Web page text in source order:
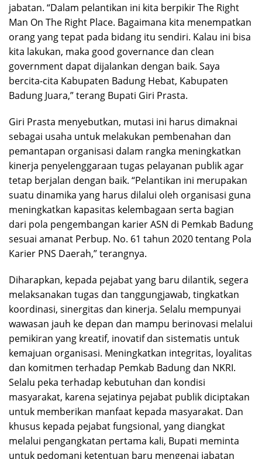
jabatan. “Dalam pelantikan ini kita berpikir The Right
Man On The Right Place. Bagaimana kita menempatkan
orang yang tepat pada bidang itu sendiri. Kalau ini bisa
kita lakukan, maka good governance dan clean
government dapat dijalankan dengan baik. Saya
bercita-cita Kabupaten Badung Hebat, Kabupaten
Badung Juara,” terang Bupati Giri Prasta.
Giri Prasta menyebutkan, mutasi ini harus dimaknai
sebagai usaha untuk melakukan pembenahan dan
pemantapan organisasi dalam rangka meningkatkan
kinerja penyelenggaraan tugas pelayanan publik agar
tetap berjalan dengan baik. “Pelantikan ini merupakan
suatu dinamika yang harus dilalui oleh organisasi guna
meningkatkan kapasitas kelembagaan serta bagian
dari pola pengembangan karier ASN di Pemkab Badung
sesuai amanat Perbup. No. 61 tahun 2020 tentang Pola
Karier PNS Daerah,” terangnya.
Diharapkan, kepada pejabat yang baru dilantik, segera
melaksanakan tugas dan tanggungjawab, tingkatkan
koordinasi, sinergitas dan kinerja. Selalu mempunyai
wawasan jauh ke depan dan mampu berinovasi melalui
pemikiran yang kreatif, inovatif dan sistematis untuk
kemajuan organisasi. Meningkatkan integritas, loyalitas
dan komitmen terhadap Pemkab Badung dan NKRI.
Selalu peka terhadap kebutuhan dan kondisi
masyarakat, karena sejatinya pejabat publik diciptakan
untuk memberikan manfaat kepada masyarakat. Dan
khusus kepada pejabat fungsional, yang diangkat
melalui pengangkatan pertama kali, Bupati meminta
untuk pedomani ketentuan baru mengenai jabatan